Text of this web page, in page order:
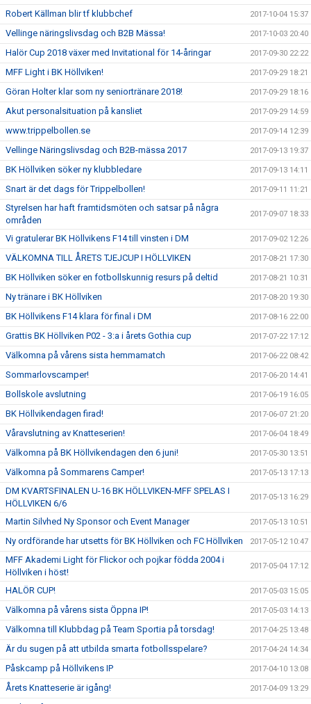
Robert Källman blir tf klubbchef 2017-10-04 15:37
Vellinge näringslivsdag och B2B Mässa! 2017-10-03 20:40
Halör Cup 2018 växer med Invitational för 14-åringar 2017-09-30 22:22
MFF Light i BK Höllviken! 2017-09-29 18:21
Göran Holter klar som ny seniortränare 2018! 2017-09-29 18:16
Akut personalsituation på kansliet 2017-09-29 14:59
www.trippelbollen.se 2017-09-14 12:39
Vellinge Näringslivsdag och B2B-mässa 2017 2017-09-13 19:37
BK Höllviken söker ny klubbledare 2017-09-13 14:11
Snart är det dags för Trippelbollen! 2017-09-11 11:21
Styrelsen har haft framtidsmöten och satsar på några
områden
2017-09-07 18:33
Vi gratulerar BK Höllvikens F14 till vinsten i DM 2017-09-02 12:26
VÄLKOMNA TILL ÅRETS TJEJCUP I HÖLLVIKEN 2017-08-21 17:30
BK Höllviken söker en fotbollskunnig resurs på deltid 2017-08-21 10:31
Ny tränare i BK Höllviken 2017-08-20 19:30
BK Höllvikens F14 klara för final i DM 2017-08-16 22:00
Grattis BK Höllviken P02 - 3:a i årets Gothia cup 2017-07-22 17:12
Välkomna på vårens sista hemmamatch 2017-06-22 08:42
Sommarlovscamper! 2017-06-20 14:41
Bollskole avslutning 2017-06-19 16:05
BK Höllvikendagen firad! 2017-06-07 21:20
Våravslutning av Knatteserien! 2017-06-04 18:49
Välkomna på BK Höllvikendagen den 6 juni! 2017-05-30 13:51
Välkomna på Sommarens Camper! 2017-05-13 17:13
DM KVARTSFINALEN U-16 BK HÖLLVIKEN-MFF SPELAS I
HÖLLVIKEN 6/6
2017-05-13 16:29
Martin Silvhed Ny Sponsor och Event Manager 2017-05-13 10:51
Ny ordförande har utsetts för BK Höllviken och FC Höllviken 2017-05-12 10:47
MFF Akademi Light för Flickor och pojkar födda 2004 i
Höllviken i höst!
2017-05-04 17:12
HALÖR CUP! 2017-05-03 15:05
Välkomna på vårens sista Öppna IP! 2017-05-03 14:13
Välkomna till Klubbdag på Team Sportia på torsdag! 2017-04-25 13:48
Är du sugen på att utbilda smarta fotbollsspelare? 2017-04-24 14:34
Påskcamp på Höllvikens IP 2017-04-10 13:08
Årets Knatteserie är igång! 2017-04-09 13:29